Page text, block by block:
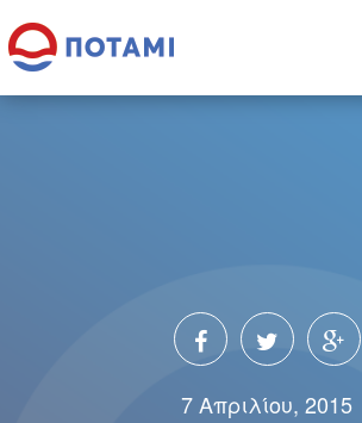
7 Απριλίου, 2015